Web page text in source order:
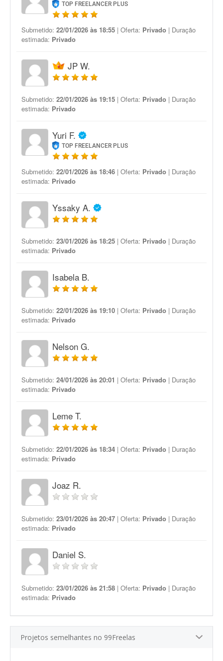
TOP FREELANCER PLUS
Submetido: 22/01/2026 às 18:55 | Oferta: Privado | Duração
estimada: Privado
JP W.
Submetido: 22/01/2026 às 19:15 | Oferta: Privado | Duração
estimada: Privado
Yuri F.
TOP FREELANCER PLUS
Submetido: 22/01/2026 às 18:46 | Oferta: Privado | Duração
estimada: Privado
Yssaky A.
Submetido: 23/01/2026 às 18:25 | Oferta: Privado | Duração
estimada: Privado
Isabela B.
Submetido: 22/01/2026 às 19:10 | Oferta: Privado | Duração
estimada: Privado
Nelson G.
Submetido: 24/01/2026 às 20:01 | Oferta: Privado | Duração
estimada: Privado
Leme T.
Submetido: 22/01/2026 às 18:34 | Oferta: Privado | Duração
estimada: Privado
Joaz R.
Submetido: 23/01/2026 às 20:47 | Oferta: Privado | Duração
estimada: Privado
Daniel S.
Submetido: 23/01/2026 às 21:58 | Oferta: Privado | Duração
estimada: Privado
Projetos semelhantes no 99Freelas